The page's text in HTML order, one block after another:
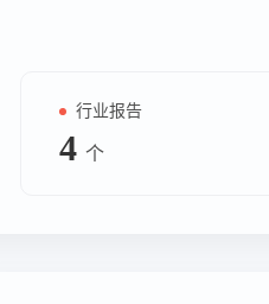
行业报告
4 个